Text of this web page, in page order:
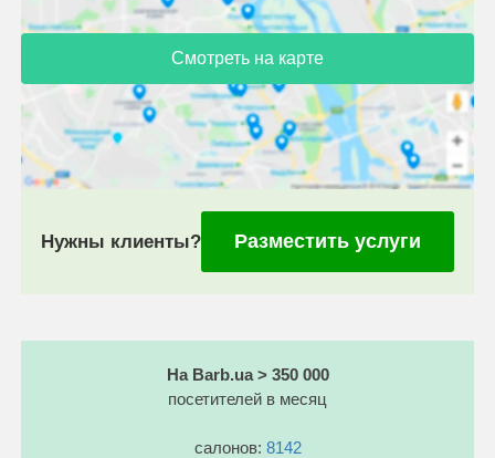
Смотреть на карте
Нужны клиенты? Разместить услуги
На Barb.ua > 350 000
посетителей в месяц
салонов: 8142